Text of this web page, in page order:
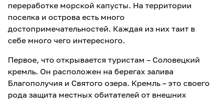
переработке морской капусты. На территории
поселка и острова есть много
достопримечательностей. Каждая из них таит в
себе много чего интересного.
Первое, что открывается туристам – Соловецкий
кремль. Он расположен на берегах залива
Благополучия и Святого озера. Кремль – это своего
рода защита местных обитателей от внешних